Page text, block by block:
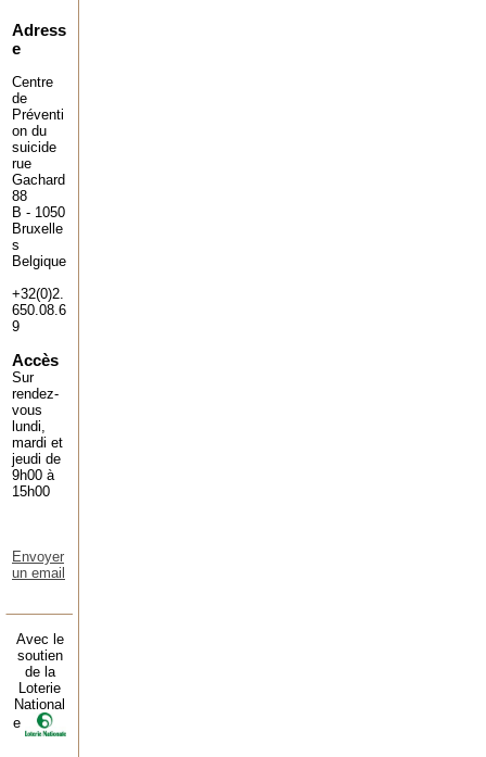
Adress
e
Centre
de
Préventi
on du
suicide
rue
Gachard
88
B - 1050
Bruxelle
s
Belgique
+32(0)2.
650.08.6
9
Accès
Sur
rendez-
vous
lundi,
mardi et
jeudi de
9h00 à
15h00
Envoyer
un email
Avec le
soutien
de la
Loterie
National
e